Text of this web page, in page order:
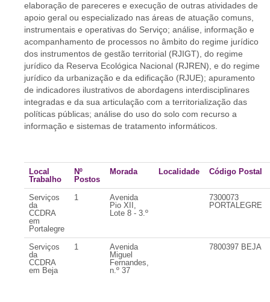
elaboração de pareceres e execução de outras atividades de
apoio geral ou especializado nas áreas de atuação comuns,
instrumentais e operativas do Serviço; análise, informação e
acompanhamento de processos no âmbito do regime jurídico
dos instrumentos de gestão territorial (RJIGT), do regime
jurídico da Reserva Ecológica Nacional (RJREN), e do regime
jurídico da urbanização e da edificação (RJUE); apuramento
de indicadores ilustrativos de abordagens interdisciplinares
integradas e da sua articulação com a territorialização das
políticas públicas; análise do uso do solo com recurso a
informação e sistemas de tratamento informáticos.
Local
Trabalho
Nº
Postos
Morada Localidade Código Postal
Serviços
da
CCDRA
em
Portalegre
1
Avenida
Pio XII,
Lote 8 - 3.º
7300073
PORTALEGRE
Serviços
da
CCDRA
em Beja
1
Avenida
Miguel
Fernandes,
n.º 37
7800397 BEJA